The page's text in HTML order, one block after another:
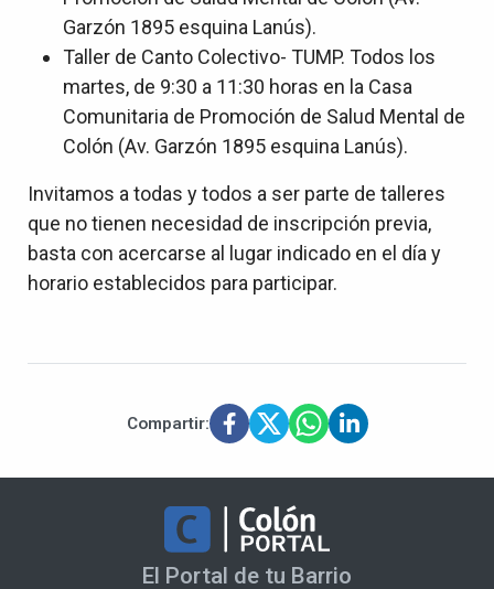
Garzón 1895 esquina Lanús).
Taller de Canto Colectivo- TUMP. Todos los
martes, de 9:30 a 11:30 horas en la Casa
Comunitaria de Promoción de Salud Mental de
Colón (Av. Garzón 1895 esquina Lanús).
Invitamos a todas y todos a ser parte de talleres
que no tienen necesidad de inscripción previa,
basta con acercarse al lugar indicado en el día y
horario establecidos para participar.
Compartir:
El Portal de tu Barrio